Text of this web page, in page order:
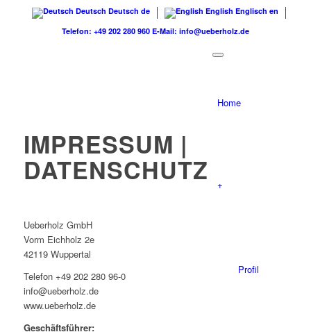
Deutsch Deutsch de English Englisch en
Telefon: +49 202 280 960 E-Mail: info@ueberholz.de
Home
+
Profil
IMPRESSUM |
DATENSCHUTZ
Ueberholz GmbH
Vorm Eichholz 2e
42119 Wuppertal
Telefon +49 202 280 96-0
info@ueberholz.de
www.ueberholz.de
Geschäftsführer: